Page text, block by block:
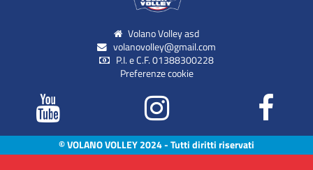
Volano Volley asd
volanovolley@gmail.com
P.I. e C.F. 01388300228
Preferenze cookie
© VOLANO VOLLEY 2024 - Tutti diritti riservati